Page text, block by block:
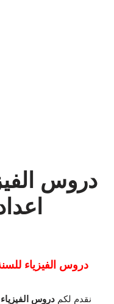
دروس
دروس الفيزياء
نقدم لكم دروس